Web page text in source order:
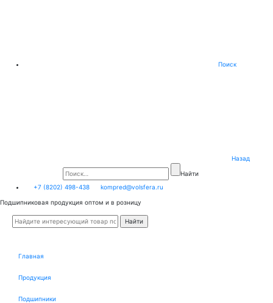
Поиск
Назад
Найти
+7 (8202) 498-438
kompred@volsfera.ru
Подшипниковая продукция оптом и в розницу
Главная
Продукция
Подшипники